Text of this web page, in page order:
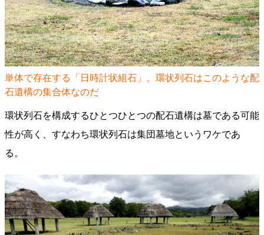
単体で存在する「日時計状組石」。環状列石はこのような配
石遺構の集合体なのだ
環状列石を構成するひとつひとつの配石遺構は墓である可能
性が高く、すなわち環状列石は集団墓地というワケであ
る。